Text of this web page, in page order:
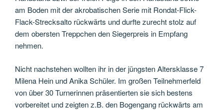
am Boden mit der akrobatischen Serie mit Rondat-Flick-
Flack-Strecksalto rückwärts und durfte zurecht stolz auf
dem obersten Treppchen den Siegerpreis in Empfang
nehmen.
Nicht nachstehen wollten ihr in der jüngsten Altersklasse 7
Milena Hein und Anika Schüler. Im großen Teilnehmerfeld
von über 30 Turnerinnen präsentierten sie sich bestens
vorbereitet und zeigten z.B. den Bogengang rückwärts am